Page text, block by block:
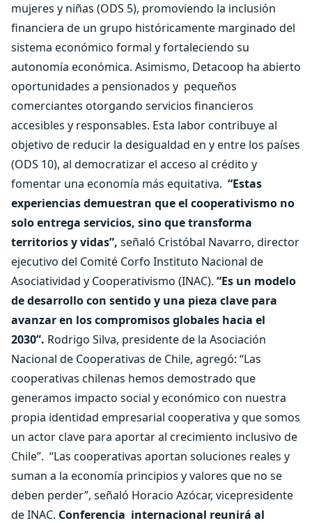
mujeres y niñas (ODS 5), promoviendo la inclusión
financiera de un grupo históricamente marginado del
sistema económico formal y fortaleciendo su
autonomía económica. Asimismo, Detacoop ha abierto
oportunidades a pensionados y pequeños
comerciantes otorgando servicios financieros
accesibles y responsables. Esta labor contribuye al
objetivo de reducir la desigualdad en y entre los países
(ODS 10), al democratizar el acceso al crédito y
fomentar una economía más equitativa. “Estas
experiencias demuestran que el cooperativismo no
solo entrega servicios, sino que transforma
territorios y vidas”, señaló Cristóbal Navarro, director
ejecutivo del Comité Corfo Instituto Nacional de
Asociatividad y Cooperativismo (INAC). “Es un modelo
de desarrollo con sentido y una pieza clave para
avanzar en los compromisos globales hacia el
2030”. Rodrigo Silva, presidente de la Asociación
Nacional de Cooperativas de Chile, agregó: “Las
cooperativas chilenas hemos demostrado que
generamos impacto social y económico con nuestra
propia identidad empresarial cooperativa y que somos
un actor clave para aportar al crecimiento inclusivo de
Chile”. “Las cooperativas aportan soluciones reales y
suman a la economía principios y valores que no se
deben perder”, señaló Horacio Azócar, vicepresidente
de INAC. Conferencia internacional reunirá al